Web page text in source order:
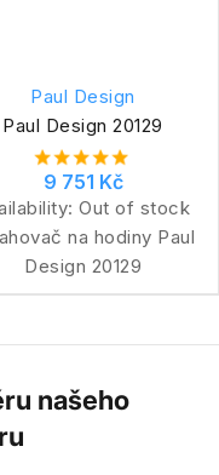
Paul Design
Paul Design 20129
9 751 Kč
Out of stock
na hodiny Paul
Design 20129
našeho